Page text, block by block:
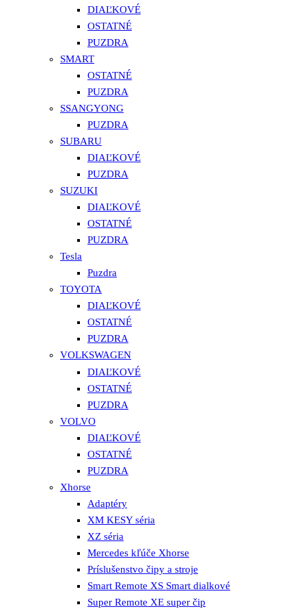
DIAĽKOVÉ
OSTATNÉ
PUZDRA
SMART
OSTATNÉ
PUZDRA
SSANGYONG
PUZDRA
SUBARU
DIAĽKOVÉ
PUZDRA
SUZUKI
DIAĽKOVÉ
OSTATNÉ
PUZDRA
Tesla
Puzdra
TOYOTA
DIAĽKOVÉ
OSTATNÉ
PUZDRA
VOLKSWAGEN
DIAĽKOVÉ
OSTATNÉ
PUZDRA
VOLVO
DIAĽKOVÉ
OSTATNÉ
PUZDRA
Xhorse
Adaptéry
XM KESY séria
XZ séria
Mercedes kľúče Xhorse
Príslušenstvo čipy a stroje
Smart Remote XS Smart dialkové
Super Remote XE super čip